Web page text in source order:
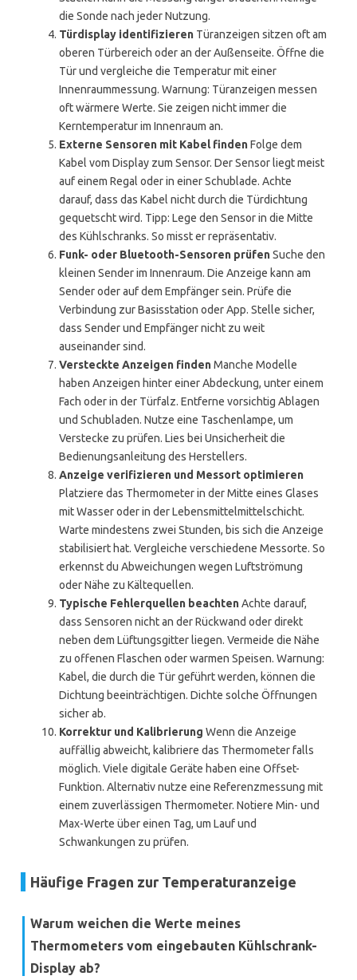
die Sonde nach jeder Nutzung.
Türdisplay identifizieren Türanzeigen sitzen oft am
oberen Türbereich oder an der Außenseite. Öffne die
Tür und vergleiche die Temperatur mit einer
Innenraummessung. Warnung: Türanzeigen messen
oft wärmere Werte. Sie zeigen nicht immer die
Kerntemperatur im Innenraum an.
Externe Sensoren mit Kabel findenFolge dem
Kabel vom Display zum Sensor. Der Sensor liegt meist
auf einem Regal oder in einer Schublade. Achte
darauf, dass das Kabel nicht durch die Türdichtung
gequetscht wird. Tipp: Lege den Sensor in die Mitte
des Kühlschranks. So misst er repräsentativ.
Funk- oder Bluetooth-Sensoren prüfenSuche den
kleinen Sender im Innenraum. Die Anzeige kann am
Sender oder auf dem Empfänger sein. Prüfe die
Verbindung zur Basisstation oder App. Stelle sicher,
dass Sender und Empfänger nicht zu weit
auseinander sind.
Versteckte Anzeigen findenManche Modelle
haben Anzeigen hinter einer Abdeckung, unter einem
Fach oder in der Türfalz. Entferne vorsichtig Ablagen
und Schubladen. Nutze eine Taschenlampe, um
Verstecke zu prüfen. Lies bei Unsicherheit die
Bedienungsanleitung des Herstellers.
Anzeige verifizieren und Messort optimieren
Platziere das Thermometer in der Mitte eines Glases
mit Wasser oder in der Lebensmittelmittelschicht.
Warte mindestens zwei Stunden, bis sich die Anzeige
stabilisiert hat. Vergleiche verschiedene Messorte. So
erkennst du Abweichungen wegen Luftströmung
oder Nähe zu Kältequellen.
Typische Fehlerquellen beachtenAchte darauf,
dass Sensoren nicht an der Rückwand oder direkt
neben dem Lüftungsgitter liegen. Vermeide die Nähe
zu offenen Flaschen oder warmen Speisen. Warnung:
Kabel, die durch die Tür geführt werden, können die
Dichtung beeinträchtigen. Dichte solche Öffnungen
sicher ab.
Korrektur und Kalibrierung Wenn die Anzeige
auffällig abweicht, kalibriere das Thermometer falls
möglich. Viele digitale Geräte haben eine Offset-
Funktion. Alternativ nutze eine Referenzmessung mit
einem zuverlässigen Thermometer. Notiere Min- und
Max-Werte über einen Tag, um Lauf und
Schwankungen zu prüfen.
Häufige Fragen zur Temperaturanzeige
Warum weichen die Werte meines
Thermometers vom eingebauten Kühlschrank-
Display ab?